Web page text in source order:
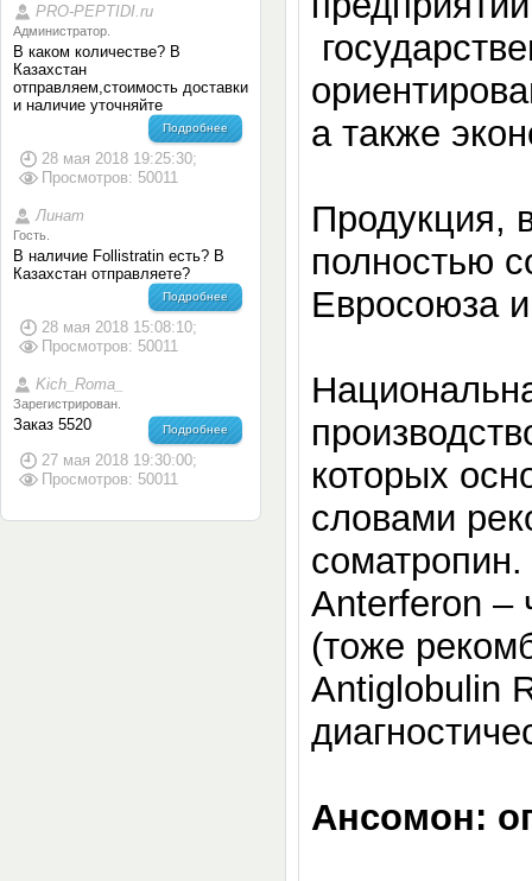
PRO-PEPTIDI.ru
Администратор.
В каком количестве? В
Казахстан
отправляем,стоимость доставки
и наличие уточняйте
Подробнее
28 мая 2018 19:25:30;
Просмотров: 50011
Линат
Гость.
В наличие Follistratin есть? В
Казахстан отправляете?
Подробнее
28 мая 2018 15:08:10;
Просмотров: 50011
Kich_Romа_
Зарегистрирован.
Заказ 5520 Подробнее
27 мая 2018 19:30:00;
Просмотров: 50011
а также
Продукция,
полностью
Евросоюза
которых
словами
соматропин.
Anterferon –
(тоже
Antiglobulin
Ансомон: